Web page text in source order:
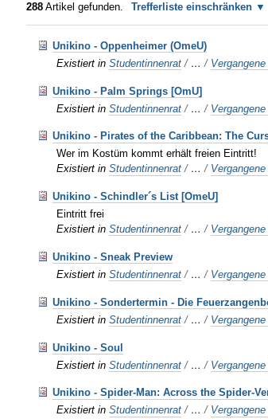
288 Artikel gefunden. Trefferliste einschränken
Unikino - Oppenheimer (OmeU)
Existiert in Studentinnenrat / …/
Unikino - Palm Springs [OmU]
Existiert in Studentinnenrat / …/
Unikino - Pirates of the Caribbean: The
Wer im Kostüm kommt erhält freien Eintritt!
Existiert in Studentinnenrat / …/
Unikino - Schindler´s List [OmeU]
Eintritt frei
Existiert in Studentinnenrat / …/
Unikino - Sneak Preview
Existiert in Studentinnenrat / …/
Unikino - Sondertermin - Die
Existiert in Studentinnenrat / …/
Unikino - Soul
Existiert in Studentinnenrat / …/
Unikino - Spider-Man: Across the Spider-
Existiert in Studentinnenrat / …/